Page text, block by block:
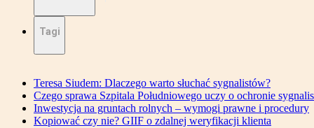
Tagi
Teresa Siudem: Dlaczego warto słuchać sygnalistów?
Czego sprawa Szpitala Południowego uczy o ochronie
Inwestycja na gruntach rolnych – wymogi prawne i procedury
Kopiować czy nie? GIIF o zdalnej weryfikacji klienta